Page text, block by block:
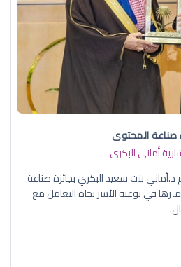
صناعة المحتوى
أماني البكري
بنت سعيد البكري بجائزة صناعة
في توعية الأسر تجاه التعامل مع